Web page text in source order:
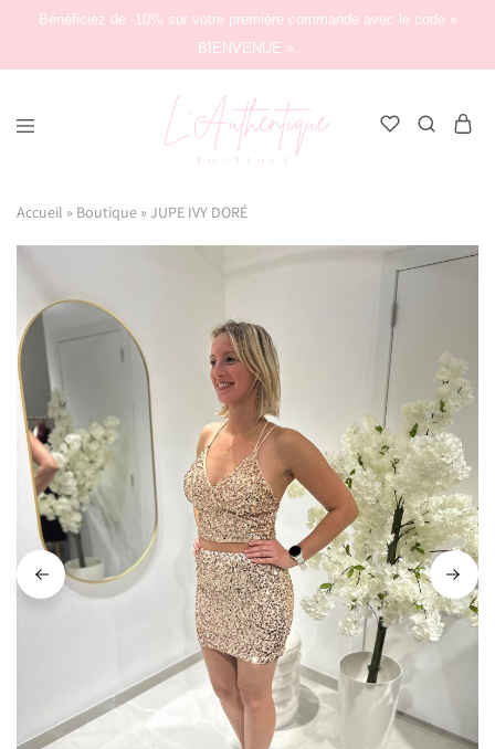
Bénéficiez de -10% sur votre première commande avec le code «
BIENVENUE ».
Accueil » Boutique »JUPE IVY DORÉ